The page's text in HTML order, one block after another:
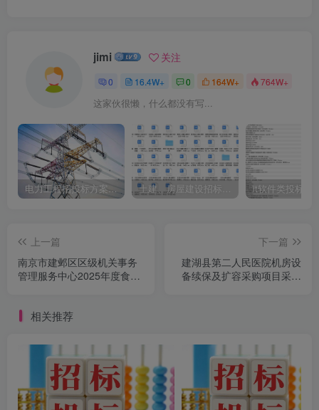
jimi 关注
0 16.4W+ 0 164W+ 764W+
这家伙很懒，什么都没有写...
电力工程招投标方案模板 土建、房屋建设招标文件标书模板 it软件类投标书
上一篇
南京市建邺区区级机关事务
管理服务中心2025年度食堂
下一篇
建湖县第二人民医院机房设
备续保及扩容采购项目采购
相关推荐